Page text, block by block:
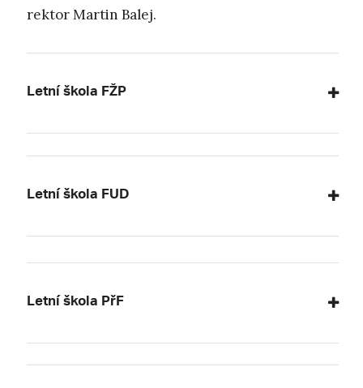
rektor Martin Balej.
Letní škola FŽP
Letní škola FUD
Letní škola PřF